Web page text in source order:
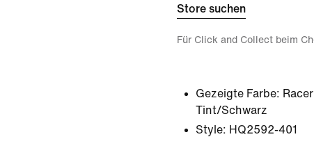
Store suchen
Für Click and Collect beim
Gezeigte Farbe:
Tint/Schwarz
Style: HQ2592-401